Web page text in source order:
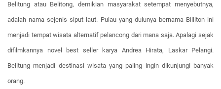
Belitung atau Belitong, demikian masyarakat setempat menyebutnya,
adalah nama sejenis siput laut. Pulau yang dulunya bernama Billiton ini
menjadi tempat wisata alternatif pelancong dari mana saja. Apalagi sejak
difilmkannya novel best seller karya Andrea Hirata, Laskar Pelangi.
Belitung menjadi destinasi wisata yang paling ingin dikunjungi banyak
orang.